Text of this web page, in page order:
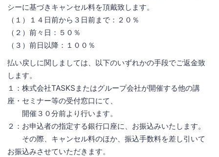
シーに基づきキャンセル料を頂戴致します。
（１）１４日前から３日前まで：２０％
（２）前々日：５０％
（３）前日以降：１００％
払い戻しに関しましては、以下のいずれかの手段でご返金致
します。
１：株式会社TASKSまたはグループ会社が開催する他の講
座・セミナー等の受付窓口にて、
開催３０分前より行います。
２：お申込者の指定する銀行口座に、お振込みいたします。
その際、キャンセル料のほか、振込手数料を差し引いて
お振込みさせていただきます。